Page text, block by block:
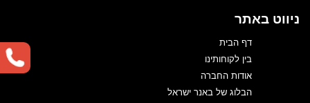
ניווט באתר
דף הבית
בין לקוחותינו
אודות החברה
הבלוג של באנר ישראל